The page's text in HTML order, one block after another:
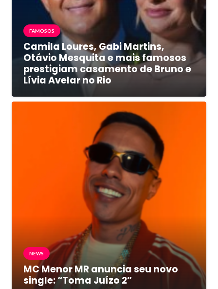
FAMOSOS
Camila Loures, Gabi Martins,
Otávio Mesquita e mais famosos
prestigiam casamento de Bruno e
Lívia Avelar no Rio
NEWS
MC Menor MR anuncia seu novo
single: “Toma Juízo 2”